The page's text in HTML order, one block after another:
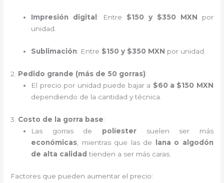
Impresión digital : Entre $150 y $350 MXN por
unidad.
Sublimación: Entre $150 y $350 MXN por unidad.
2. Pedido grande (más de 50 gorras):
El precio por unidad puede bajar a $60 a $150 MXN
dependiendo de la cantidad y técnica.
3. Costo de la gorra base:
Las gorras de políester suelen ser más
económicas , mientras que las de lana o algodón
de alta calidad tienden a ser más caras.
Factores que pueden aumentar el precio: